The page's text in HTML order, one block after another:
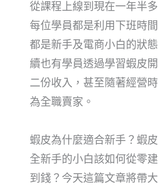
從課程上線到現在一年半
每位學員都是利用下班時
都是新手及電商小白的狀
續也有學員透過學習蝦皮
二份收入，甚至隨著經營
為全職賣家。
蝦皮為什麼適合新手？蝦
全新手的小白該如何從零
到錢？今天這篇文章將帶